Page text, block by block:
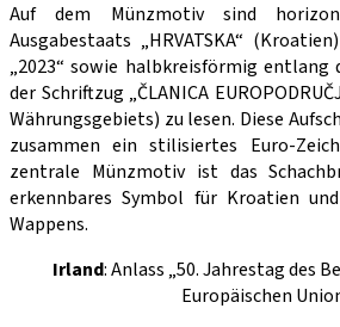
Auf dem Münzmotiv sind
Ausgabestaats „HRVATSKA“
„2023“ sowie halbkreisförmig entlang
der Schriftzug „ČLANICA
Währungsgebiets) zu lesen. Diese
zusammen ein stilisiertes Euro-
zentrale Münzmotiv ist das
erkennbares Symbol für Kroatien
Wappens.
Irland: Anlass „50. Jahrestag des
Europäischen